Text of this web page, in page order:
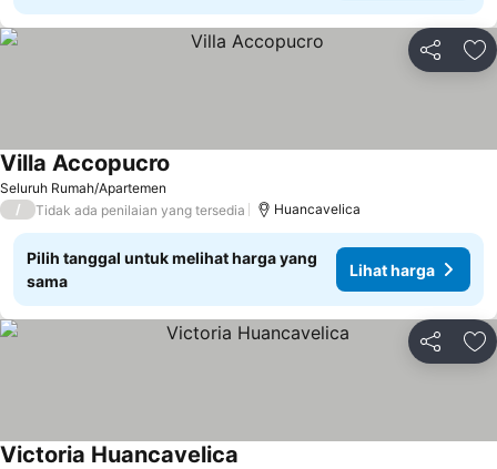
Bagikan
Seluruh Rumah/Apartemen
Villa Accopucro
/ Tidak ada penilaian yang tersedia Huancavelica
Pilih tanggal untuk melihat harga yang
sama
Lihat harga
Bagikan
Victoria Huancavelica